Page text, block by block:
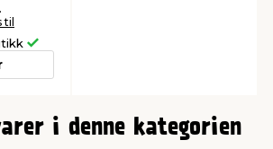
til
i denne kategorien